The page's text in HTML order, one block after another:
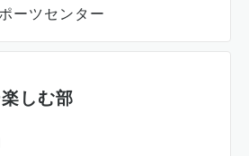
ーツセンター
しむ部